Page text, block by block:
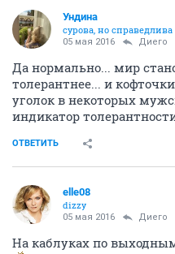
Ундинa
сурова, но справедлива
05 мая 2016 Диего
Да нормально... мир
толерантнее... и
уголок в некоторых
индикатор
ОТВЕТИТЬ
elle08
dizzy
05 мая 2016 Диего
На каблуках по